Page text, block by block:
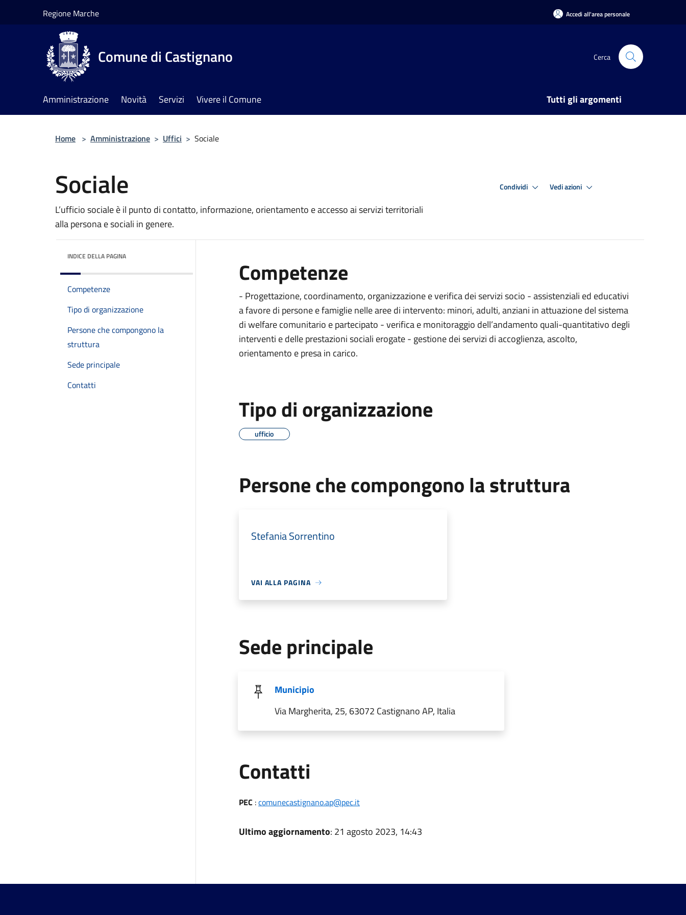
Regione Marche Accedi all'area personale
Comune di Castignano Cerca
Amministrazione Novità Servizi Vivere il Comune Tutti gli argomenti
Home > Amministrazione > Uffici > Sociale
Sociale
L’ufficio sociale è il punto di contatto, informazione, orientamento e accesso ai servizi territoriali
alla persona e sociali in genere.
Condividi Vedi azioni
INDICE DELLA PAGINA
Competenze
Tipo di organizzazione
Persone che compongono la
struttura
Sede principale
Contatti
Competenze
- Progettazione, coordinamento, organizzazione e verifica dei servizi socio - assistenziali ed educativi
a favore di persone e famiglie nelle aree di intervento: minori, adulti, anziani in attuazione del sistema
di welfare comunitario e partecipato - verifica e monitoraggio dell’andamento quali-quantitativo degli
interventi e delle prestazioni sociali erogate - gestione dei servizi di accoglienza, ascolto,
orientamento e presa in carico.
Tipo di organizzazione
ufficio
Persone che compongono la struttura
Stefania Sorrentino
VAI ALLA PAGINA
Sede principale
Municipio
Via Margherita, 25, 63072 Castignano AP, Italia
Contatti
PEC :comunecastignano.ap@pec.it
Ultimo aggiornamento: 21 agosto 2023, 14:43